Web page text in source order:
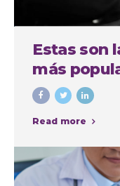
Estas son
más
el último
Read more